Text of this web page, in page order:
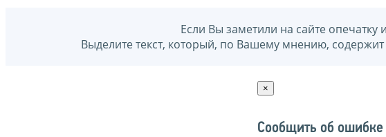
Если Вы заметили на сайте
Выделите текст, который, по Вашему мнению,
×
Сообщить об ошибке